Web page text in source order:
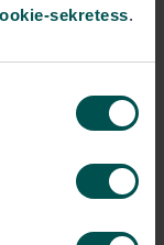
sekretess.